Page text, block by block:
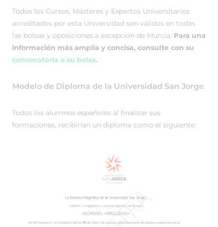
Todos los Cursos, Másteres y Expertos Universitarios
acreditados por esta Universidad son válidos en todas
las bolsas y oposiciones a excepción de Murcia. Para una
información más amplia y concisa, consulte con su
convocatoria o su bolsa.
Modelo de Diploma de la Universidad San Jorge
Todos los alumnos españoles al finalizar sus
formaciones, recibirían un diploma como el siguiente: